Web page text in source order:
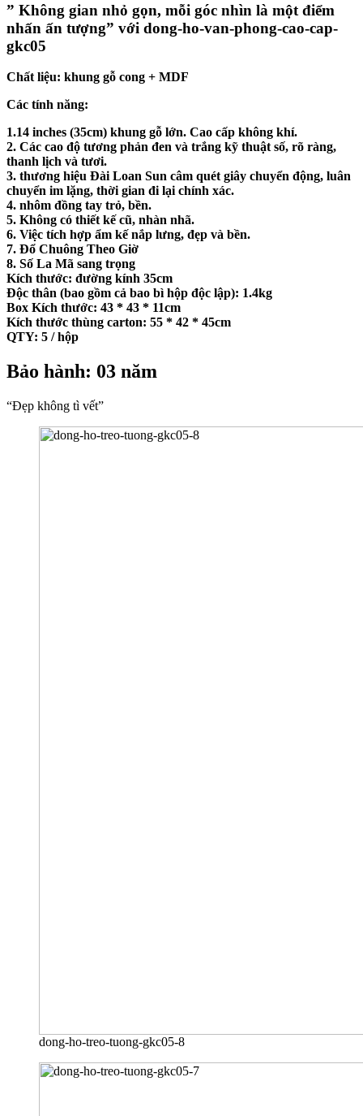
” Không gian nhỏ gọn, mỗi góc nhìn là một điểm
nhấn ấn tượng” với dong-ho-van-phong-cao-cap-
gkc05
Chất liệu: khung gỗ cong + MDF
Các tính năng:
1.14 inches (35cm) khung gỗ lớn. Cao cấp không khí.
2. Các cao độ tương phản đen và trắng kỹ thuật số, rõ ràng,
thanh lịch và tươi.
3. thương hiệu Đài Loan Sun câm quét giây chuyển động, luân
chuyển im lặng, thời gian đi lại chính xác.
4. nhôm đồng tay trỏ, bền.
5. Không có thiết kế cũ, nhàn nhã.
6. Việc tích hợp ẩm kế nắp lưng, đẹp và bền.
7. Đổ Chuông Theo Giờ
8. Số La Mã sang trọng
Kích thước: đường kính 35cm
Độc thân (bao gồm cả bao bì hộp độc lập): 1.4kg
Box Kích thước: 43 * 43 * 11cm
Kích thước thùng carton: 55 * 42 * 45cm
QTY: 5 / hộp
Bảo hành: 03 năm
“Đẹp không tì vết”
dong-ho-treo-tuong-gkc05-8